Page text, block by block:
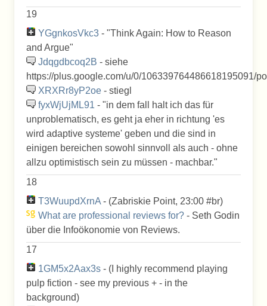
19
YGgnkosVkc3 - "Think Again: How to Reason
and Argue"
Jdqgdbcoq2B - siehe
https://plus.google.com/u/0/106339764486618195091/
XRXRr8yP2oe - stiegl
fyxWjUjML91 - "in dem fall halt ich das für
unproblematisch, es geht ja eher in richtung 'es
wird adaptive systeme' geben und die sind in
einigen bereichen sowohl sinnvoll als auch - ohne
allzu optimistisch sein zu müssen - machbar."
18
T3WuupdXrnA - (Zabriskie Point, 23:00 #br)
What are professional reviews for? - Seth Godin
über die Infoökonomie von Reviews.
17
1GM5x2Aax3s - (I highly recommend playing
pulp fiction - see my previous + - in the
background)